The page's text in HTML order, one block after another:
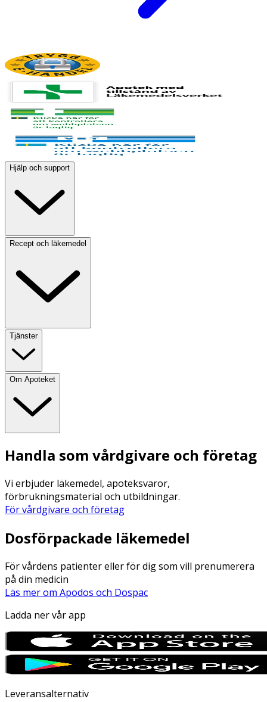
Hjälp och support
Recept och läkemedel
Tjänster
Om Apoteket
Handla som vårdgivare och företag
Vi erbjuder läkemedel, apoteksvaror,
förbrukningsmaterial och utbildningar.
För vårdgivare och företag
Dosförpackade läkemedel
För vårdens patienter eller för dig som vill prenumerera
på din medicin
Läs mer om Apodos och Dospac
Ladda ner vår app
Leveransalternativ